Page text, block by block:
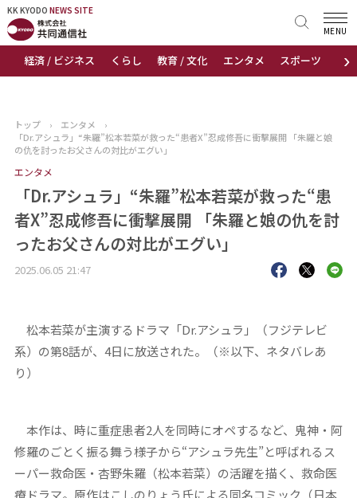
KK KYODO NEWS SITE
›
経済 / ビジネス くらし 教育 / 文化 エンタメ スポーツ 地域
MENU
KK KYODONEWS SITE
トップページ
ニュース
おすすめコンテンツ
出版物
会社概要
トップ › エンタメ
›
「Dr.アシュラ」“朱羅”松本若菜が救った“患者X”忍成修吾に衝撃展開 「朱羅と娘
の仇を討ったお父さんの対比がエグい」
エンタメ
「Dr.アシュラ」“朱羅”松本若菜が救った“患
者X”忍成修吾に衝撃展開 「朱羅と娘の仇を討
ったお父さんの対比がエグい」
2025.06.05 21:47
松本若菜が主演するドラマ「Dr.アシュラ」（フジテレビ
系）の第8話が、4日に放送された。（※以下、ネタバレあ
り）
本作は、時に重症患者2人を同時にオペするなど、鬼神・阿
修羅のごとく振る舞う様子から“アシュラ先生”と呼ばれるス
ーパー救命医・杏野朱羅（松本若菜）の活躍を描く、救命医
療ドラマ。原作はこしのりょう氏による同名コミック（日本